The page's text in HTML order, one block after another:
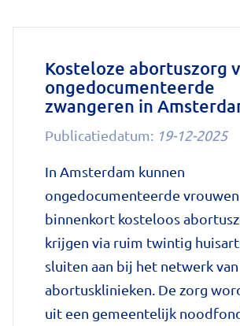
beschikbaar
dankzij
tijdelijke
afspraken'
Nationale
zorggids
Kosteloze abortuszorg
ongedocumenteerde
zwangeren in
Publicatiedatum: 19-12-2025
In Amsterdam kunnen
ongedocumenteerde vrouwen
binnenkort kosteloos
krijgen via ruim twintig
sluiten aan bij het netwerk van
abortusklinieken. De zorg
uit een gemeentelijk